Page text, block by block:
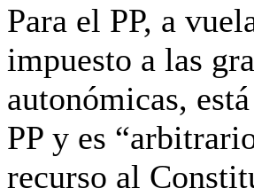
Para el PP, a
impuesto a las
autonómicas,
PP y es
recurso al